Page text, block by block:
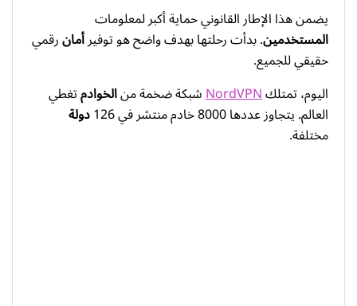
يضمن هذا الإطار القانوني حماية أكبر لمعلومات
المستخدمين. بدأت رحلتها بهدف واضح هو توفيرأمانرقمي
حقيقي للجميع.
اليوم، تمتلكNordVPNشبكة ضخمة منالخوادمتغطي
العالم. يتجاوز عددها 8000 خادم منتشر في 126 دولة
مختلفة.